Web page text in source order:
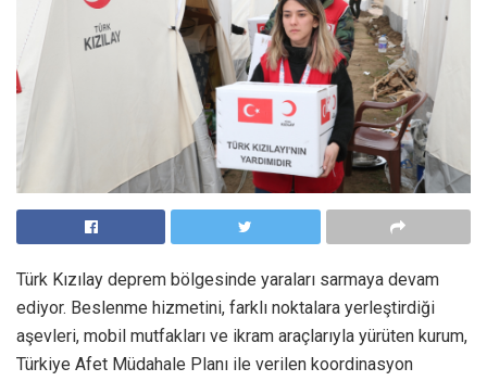
Türk Kızılay deprem bölgesinde yaraları sarmaya devam
ediyor. Beslenme hizmetini, farklı noktalara yerleştirdiği
aşevleri, mobil mutfakları ve ikram araçlarıyla yürüten kurum,
Türkiye Afet Müdahale Planı ile verilen koordinasyon